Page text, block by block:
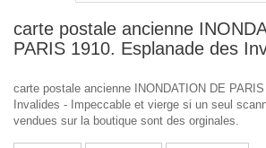
carte postale ancienne
PARIS 1910. Esplanade des
carte postale ancienne INONDATION DE
Invalides - Impeccable et vierge si un seul
vendues sur la boutique sont des orginales.